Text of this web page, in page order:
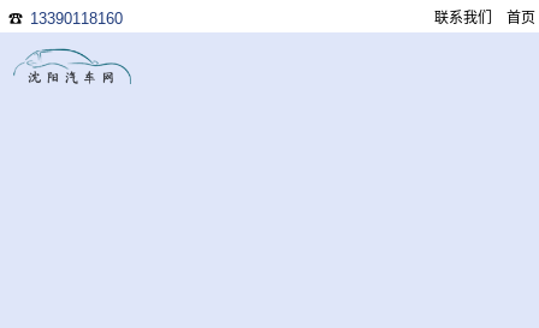
☎ 13390118160 首页
联系我们